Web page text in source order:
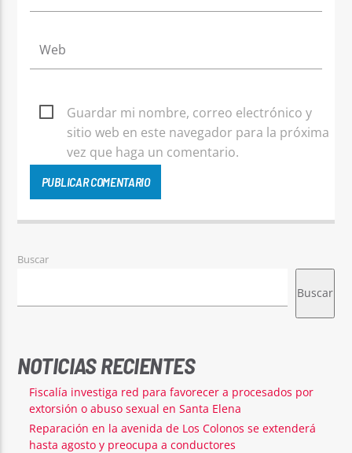
Guardar mi nombre, correo electrónico y
sitio web en este navegador para la próxima
vez que haga un comentario.
Buscar
Buscar
NOTICIAS RECIENTES
Fiscalía investiga red para favorecer a procesados por
extorsión o abuso sexual en Santa Elena
Reparación en la avenida de Los Colonos se extenderá
hasta agosto y preocupa a conductores